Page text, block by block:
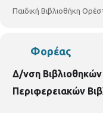
Παιδική Βιβλιοθήκη
Φορέας
Δ/νση
Περιφερειακών